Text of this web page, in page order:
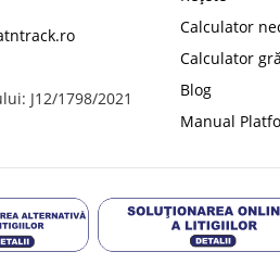
J12/1798/2021
Calculator
Calculator
Blog
Manual